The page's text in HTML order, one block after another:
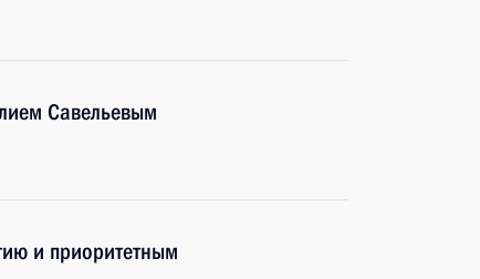
Савельевым
и приоритетным